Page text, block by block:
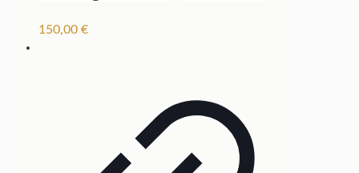
150,00 €